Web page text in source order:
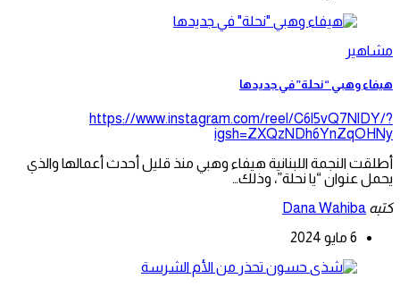
مشاهير
هيفاء وهبي “نحلة” في جديدها
https://www.instagram.com/reel/C6l5vQ7NlDY/?
igsh=ZXQzNDh6YnZqOHNy
أطلقت النجمة اللبنانية هيفاء وهبي منذ قليل أحدث أعمالها والذي
يحمل عنوان “يا نحلة”، وذلك…
كتبه Dana Wahiba
6 مايو 2024